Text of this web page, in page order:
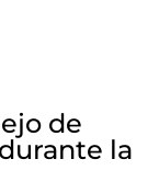
de
la